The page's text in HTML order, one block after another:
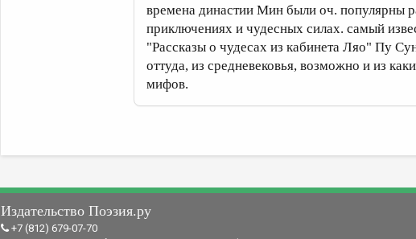
времена династии Мин были оч. популярны
приключениях и чудесных силах. самый
"Рассказы о чудесах из кабинета Ляо" Пу
оттуда, из средневековья, возможно и из
мифов.
Издательство Поэзия.ру
+7 (812) 679-07-70